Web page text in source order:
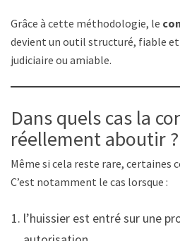
Grâce à cette méthodologie, le
devient un outil structuré, fiable
judiciaire ou amiable.
Dans quels cas la
réellement aboutir ?
Même si cela reste rare, certaines
C’est notamment le cas lorsque :
l’huissier est entré sur une